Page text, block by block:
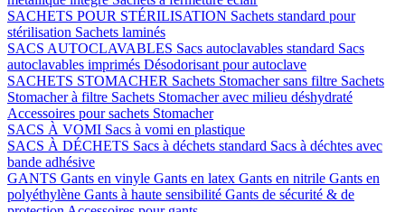
SACHETS POUR STÉRILISATION Sachets standard pour
stérilisation Sachets laminés
SACS AUTOCLAVABLES Sacs autoclavables standard Sacs
autoclavables imprimés Désodorisant pour autoclave
SACHETS STOMACHER Sachets Stomacher sans filtre Sachets
Stomacher à filtre Sachets Stomacher avec milieu déshydraté
Accessoires pour sachets Stomacher
SACS À VOMI Sacs à vomi en plastique
SACS À DÉCHETS Sacs à déchets standard Sacs à déchtes avec
bande adhésive
GANTS Gants en vinyle Gants en latex Gants en nitrile Gants en
polyéthylène Gants à haute sensibilité Gants de sécurité & de